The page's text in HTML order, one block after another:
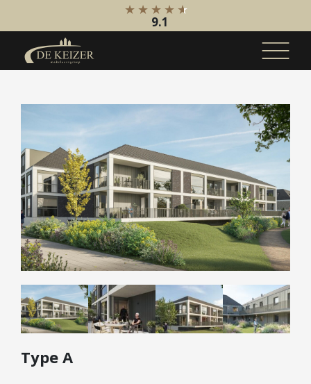
Koopaanbod
Bestaande bouw
Internationaal
Nieuwbouw
Bedrijfsaanbod
Huuraanbod
Bestaande bouw
Internationaal
Nieuwbouw
Bedrijfsaanbod
Diensten
Kopen
9.1
Type A